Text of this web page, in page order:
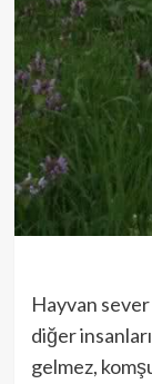
Hayvan
diğer
gelmez,